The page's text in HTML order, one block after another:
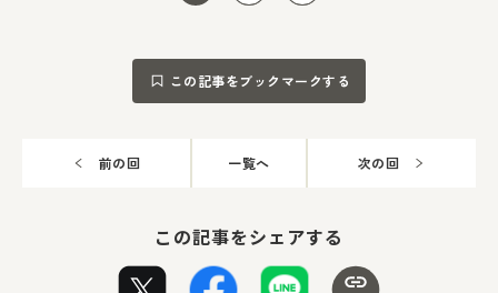
この記事をブックマークする
前の回 一覧へ 次の回
この記事をシェアする